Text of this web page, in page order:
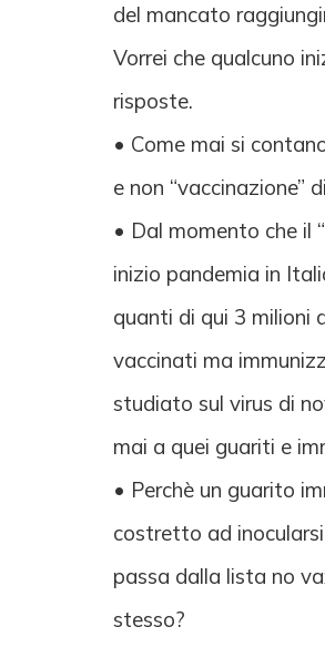
del mancato
Vorrei che qualcuno
risposte.
• Come mai si
e non “vaccinazione”
• Dal momento che il
inizio pandemia in
quanti di qui 3 milioni
vaccinati ma
studiato sul virus di
mai a quei guariti e
• Perchè un guarito
costretto ad
passa dalla lista no
stesso?